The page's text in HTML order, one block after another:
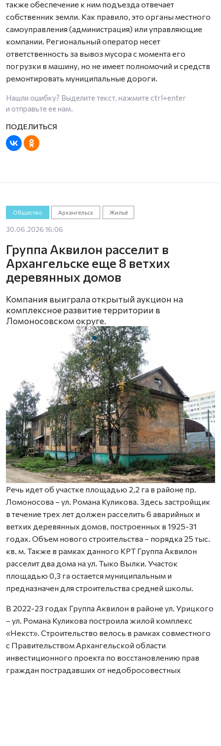
также обеспечение к ним подъезда отвечает
собственник земли. Как правило, это органы местного
самоуправления (администрация) или управляющие
компании. Региональный оператор несет
ответственность за вывоз мусора с момента его
погрузки в машину, но не имеет полномочий и средств
ремонтировать муниципальные дороги.
Нашли ошибку? Выделите текст, нажмите ctrl+enter
и отправьте ее нам.
Общество Архангельск Жильё
30.06.2026 16:06
Группа Аквилон расселит в
Архангельске еще 8 ветхих
деревянных домов
Компания выиграла открытый аукцион на
комплексное развитие территории в
Ломоносовском округе.
Речь идет об участке площадью 2,2 га в районе пр.
Ломоносова – ул. Романа Куликова. Здесь застройщик
в течение трех лет должен расселить 6 аварийных и
ветхих деревянных домов, построенных в 1925-31
годах. Объем нового строительства – порядка 25 тыс.
кв. м. Также в рамках данного КРТ Группа Аквилон
расселит два дома на ул. Тыко Вылки. Участок
площадью 0,3 га остается муниципальным и
предназначен для строительства средней школы.
В 2022-23 годах Группа Аквилон в районе ул. Урицкого
– ул. Романа Куликова построила жилой комплекс
«Некст». Строительство велось в рамках совместного
с Правительством Архангельской области
инвестиционного проекта по восстановлению прав
граждан пострадавших от недобросовестных